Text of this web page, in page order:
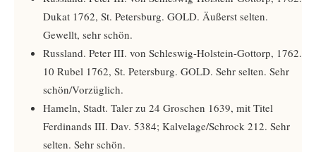
Dukat 1762, St. Petersburg. GOLD. Äußerst selten.
Gewellt, sehr schön.
Russland. Peter III. von Schleswig-Holstein-Gottorp, 1762.
10 Rubel 1762, St. Petersburg. GOLD. Sehr selten. Sehr
schön/Vorzüglich.
Hameln, Stadt. Taler zu 24 Groschen 1639, mit Titel
Ferdinands III. Dav. 5384; Kalvelage/Schrock 212. Sehr
selten. Sehr schön.